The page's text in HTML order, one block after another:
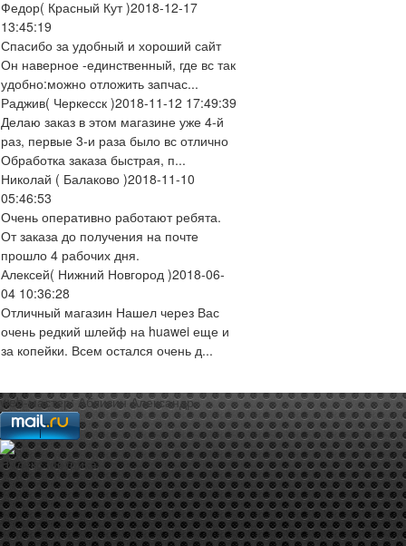
Федор( Красный Кут )2018-12-17
13:45:19
Спасибо за удобный и хороший сайт
Он наверное -единственный, где вс так
удобно:можно отложить запчас...
Раджив( Черкесск )2018-11-12 17:49:39
Делаю заказ в этом магазине уже 4-й
раз, первые 3-и раза было вс отлично
Обработка заказа быстрая, п...
Николай ( Балаково )2018-11-10
05:46:53
Очень оперативно работают ребята.
От заказа до получения на почте
прошло 4 рабочих дня.
Алексей( Нижний Новгород )2018-06-
04 10:36:28
Отличный магазин Нашел через Вас
очень редкий шлейф на huawei еще и
за копейки. Всем остался очень д...
web-мастер:Аблизин Александр